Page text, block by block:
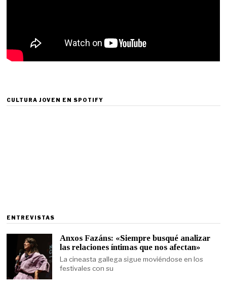
CULTURA JOVEN EN SPOTIFY
ENTREVISTAS
Anxos Fazáns: «Siempre busqué analizar
las relaciones íntimas que nos afectan»
La cineasta gallega sigue moviéndose en los
festivales con su